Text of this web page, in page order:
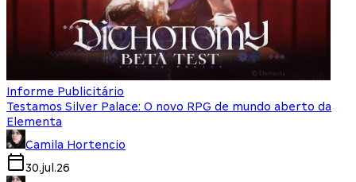
Informe Publicitário
Testamos Silver Palace: O novo RPG de mundo aberto da
Elementa
Camila Hortencio
30.jul.26